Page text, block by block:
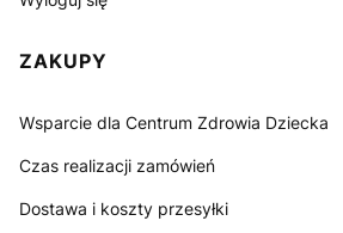
ZAKUPY
Wsparcie dla Centrum Zdrowia Dziecka
Czas realizacji zamówień
Dostawa i koszty przesyłki